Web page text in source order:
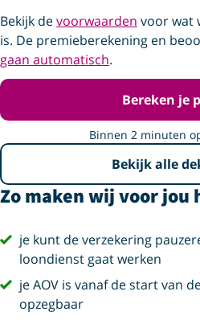
Bekijk devoorwaarden voor wat
is. De premieberekening en
gaan automatisch.
Bereken je
Binnen 2 minuten
Bekijk alle
Zo maken wij voor jou
vink
je kunt de verzekering
loondienst gaat werken
vink
je AOV is vanaf de start van
opzegbaar